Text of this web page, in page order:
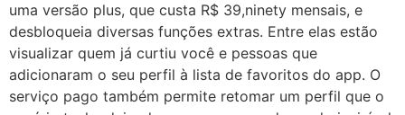
uma versão plus, que custa R$ 39,ninety mensais, e
desbloqueia diversas funções extras. Entre elas estão
visualizar quem já curtiu você e pessoas que
adicionaram o seu perfil à lista de favoritos do app. O
serviço pago também permite retomar um perfil que o